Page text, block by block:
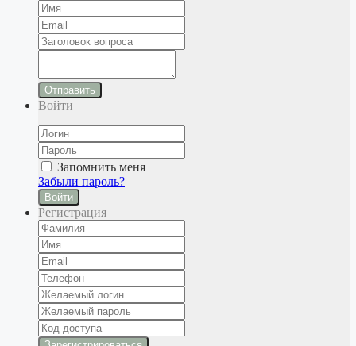
Отправить
Войти
Запомнить меня
Забыли пароль?
Войти
Регистрация